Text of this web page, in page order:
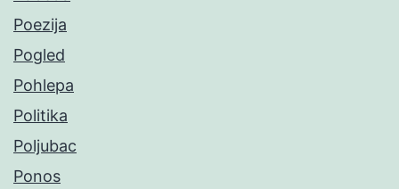
Poezija
Pogled
Pohlepa
Politika
Poljubac
Ponos